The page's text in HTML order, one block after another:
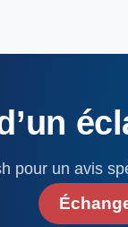
pour un avis